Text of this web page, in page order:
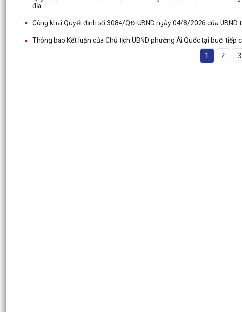
địa...
Công khai Quyết định số 3084/QĐ-UBND ngày 04/8/2026 của UBND
Thông báo Kết luận của Chủ tịch UBND phường Ái Quốc tại buổi tiếp
1 2 3